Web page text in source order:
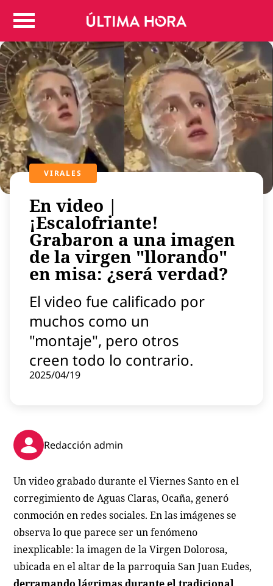
Colombia
Judicial
Politica
Regiones
Deportes
Positivas
Entretenimiento
Vida
Mundo
Virales
Tecnología
Economía
Estilo de vida
Contenido patrocinado
Instagram
VIRALES
En video |
¡Escalofriante!
Grabaron a una imagen
de la virgen "llorando"
en misa: ¿será verdad?
El video fue calificado por
muchos como un
"montaje", pero otros
creen todo lo contrario.
2025/04/19
Redacción admin
Un video grabado durante el Viernes Santo en el
corregimiento de Aguas Claras, Ocaña, generó
conmoción en redes sociales. En las imágenes se
observa lo que parece ser un fenómeno
inexplicable: la imagen de la Virgen Dolorosa,
ubicada en el altar de la parroquia San Juan Eudes,